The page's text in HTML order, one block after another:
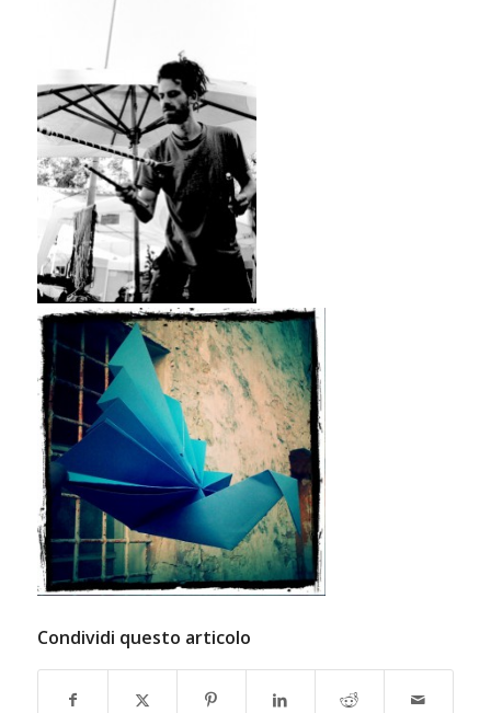
Condividi questo articolo